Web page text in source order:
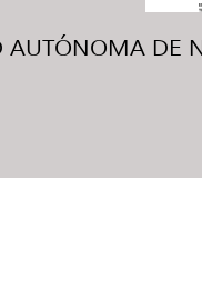
AUTÓNOMA DE